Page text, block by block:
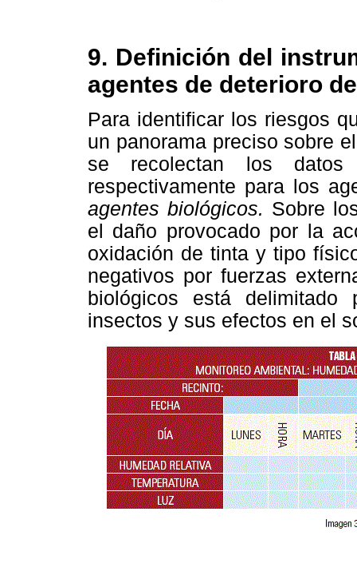
9. Definición del
agentes de deterioro
Para identificar los riesgos
un panorama preciso sobre
se recolectan los
respectivamente para los
agentes biológicos. Sobre
el daño provocado por la
oxidación de tinta y tipo
negativos por fuerzas
biológicos está
insectos y sus efectos en el